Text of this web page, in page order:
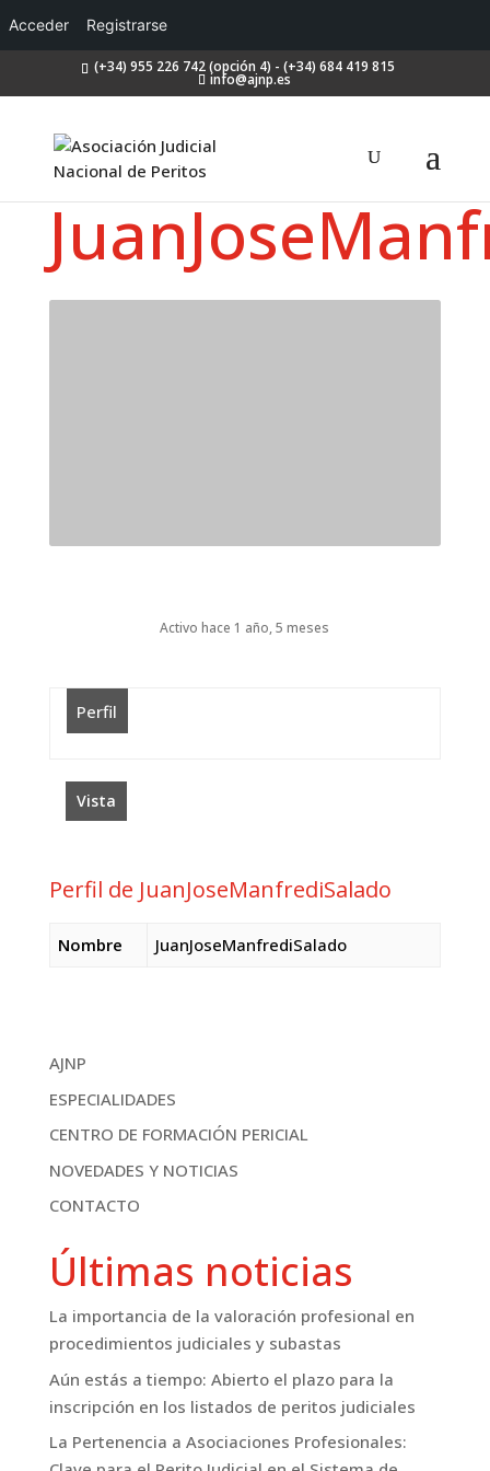
Acceder Registrarse
(+34) 955 226 742 (opción 4) - (+34) 684 419 815
info@ajnp.es
Activo hace 1 año, 5 meses
Perfil
Vista
Perfil de JuanJoseManfrediSalado
Nombre JuanJoseManfrediSalado
AJNP
ESPECIALIDADES
CENTRO DE FORMACIÓN PERICIAL
NOVEDADES Y NOTICIAS
CONTACTO
Últimas noticias
La importancia de la valoración profesional en
procedimientos judiciales y subastas
Aún estás a tiempo: Abierto el plazo para la
inscripción en los listados de peritos judiciales
La Pertenencia a Asociaciones Profesionales: